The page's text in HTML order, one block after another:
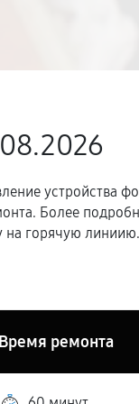
устройства
Более
на горячую
ремонта